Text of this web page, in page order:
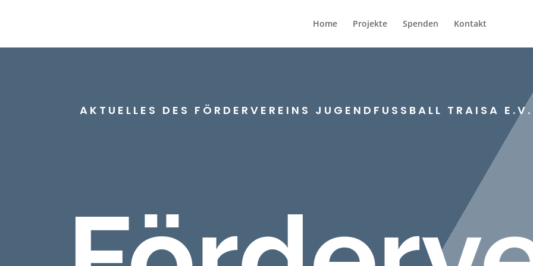
Home Projekte Spenden Kontakt
AKTUELLES DES FÖRDERVEREINS JUGENDFUSSBALL TRAISA E.V.